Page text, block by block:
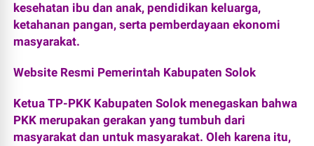
kesehatan ibu dan anak, pendidikan keluarga,
ketahanan pangan, serta pemberdayaan ekonomi
masyarakat.
Website Resmi Pemerintah Kabupaten Solok
Ketua TP-PKK Kabupaten Solok menegaskan bahwa
PKK merupakan gerakan yang tumbuh dari
masyarakat dan untuk masyarakat. Oleh karena itu,